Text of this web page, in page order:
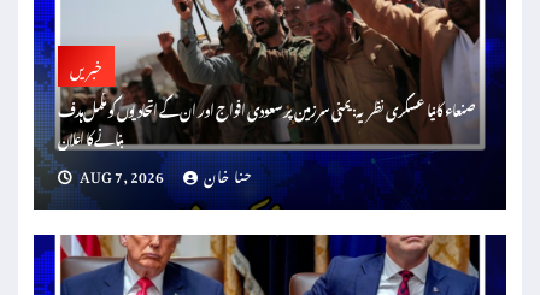
خبریں
صنعاء کا نیا عسکری نظریہ: یمنی سرزمین پر سعودی افواج اور ان کے اتحادیوں کو مکمل ہدف
بنانے کا اعلان
AUG 7, 2026
حنا خان